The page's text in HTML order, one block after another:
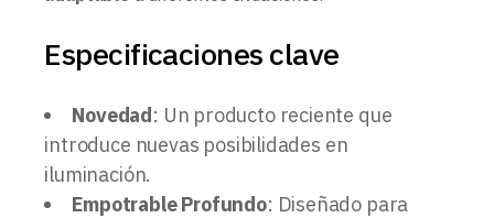
Especificaciones clave
Novedad: Un producto reciente que
introduce nuevas posibilidades en
iluminación.
Empotrable Profundo: Diseñado para